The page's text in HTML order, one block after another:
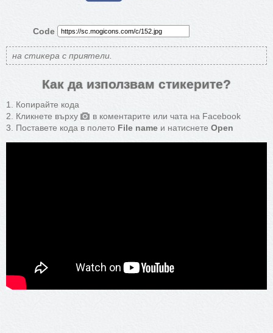
Code
на стикера с приятели.
Как да използвам стикерите?
Копирайте кода
Кликнете върху
в коментарите или чата на Facebook
Поставете кода в полето File name и натиснете Open